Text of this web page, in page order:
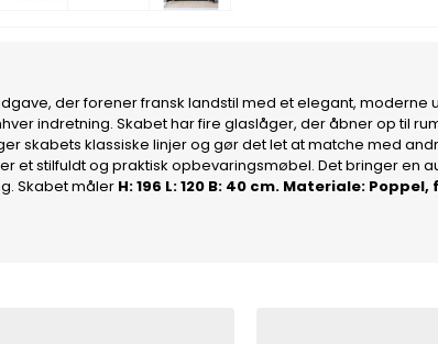
der forener fransk landstil med et elegant,
indretning. Skabet har fire glaslåger, der åbner op til
skabets klassiske linjer og gør det let at matche med
et stilfuldt og praktisk opbevaringsmøbel. Det bringer en
Skabet måler H: 196 L: 120 B: 40 cm. Materiale: